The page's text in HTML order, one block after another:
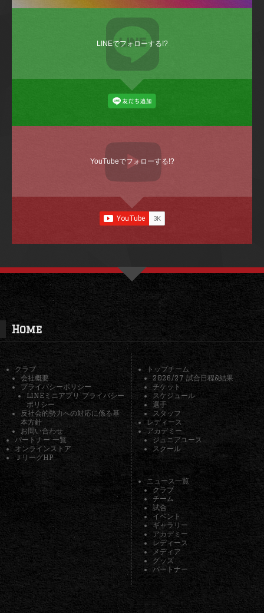
LINEでフォローする!?
YouTubeでフォローする!?
Home
クラブ
会社概要
プライバシーポリシー
LINEミニアプリ プライバシー
ポリシー
反社会的勢力への対応に係る基
本方針
お問い合わせ
パートナー 一覧
オンラインストア
ＪリーグHP
トップチーム
2026/27 試合日程&結果
チケット
スケジュール
選手
スタッフ
レディース
アカデミー
ジュニアユース
スクール
ニュース一覧
クラブ
チーム
試合
イベント
ギャラリー
アカデミー
レディース
メディア
グッズ
パートナー